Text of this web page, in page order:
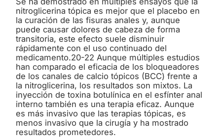
nitroglicerina tópica es mejor que el placebo en
la curación de las fisuras anales y, aunque
puede causar dolores de cabeza de forma
transitoria, este efecto suele disminuir
rápidamente con el uso continuado del
medicamento.20-22 Aunque múltiples estudios
han comparado el eficacia de los bloqueadores
de los canales de calcio tópicos (BCC) frente a
la nitroglicerina, los resultados son mixtos. La
inyección de toxina botulínica en el esfínter anal
interno también es una terapia eficaz. Aunque
es más invasivo que las terapias tópicas, es
menos invasivo que la cirugía y ha mostrado
resultados prometedores.